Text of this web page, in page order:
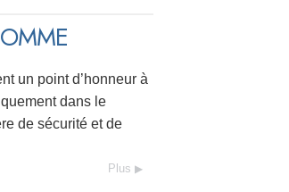
un point d’honneur à
dans le
de sécurité et de
Plus